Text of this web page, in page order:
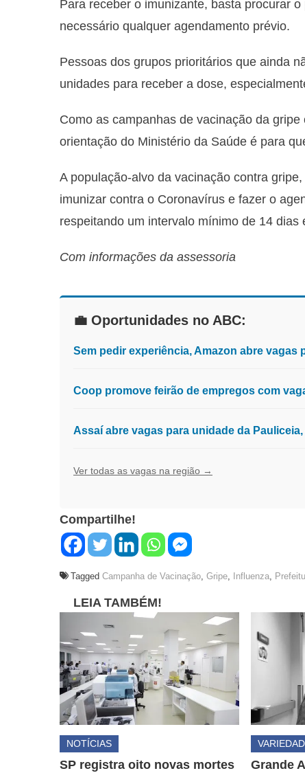
Para receber o imunizante, basta procurar
necessário qualquer agendamento prévio.
Pessoas dos grupos prioritários que ainda
unidades para receber a dose,
Como as campanhas de vacinação da
orientação do Ministério da Saúde é para
A população-alvo da vacinação contra
imunizar contra o Coronavírus e fazer o
respeitando um intervalo mínimo de 14 dias
Com informações da assessoria
💼 Oportunidades no ABC:
Sem pedir experiência, Amazon abre vagas
Coop promove feirão de empregos com
Assaí abre vagas para unidade da
Ver todas as vagas na região →
Compartilhe!
Tagged Campanha de Vacinação, Gripe, Influenza,
LEIA TAMBÉM!
NOTÍCIAS
SP registra oito novas mortes Grande